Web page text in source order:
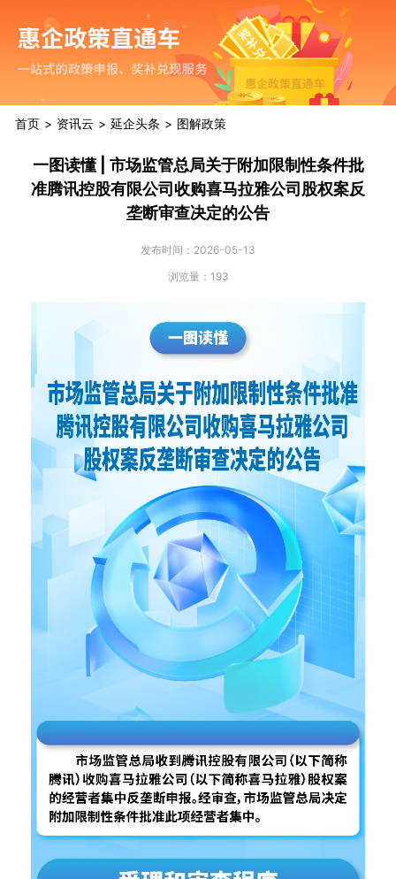
首页 资讯云 延企头条 图解政策
一图读懂 | 市场监管总局关于附加限制性条件批
准腾讯控股有限公司收购喜马拉雅公司股权案反
垄断审查决定的公告
发布时间：2026-05-13
浏览量：193